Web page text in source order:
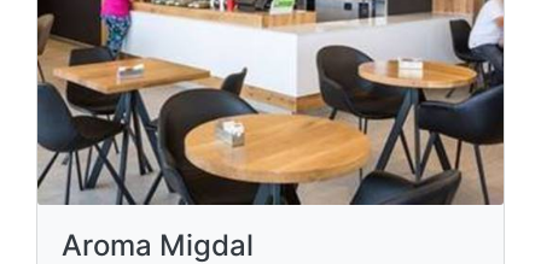
Aroma Migdal